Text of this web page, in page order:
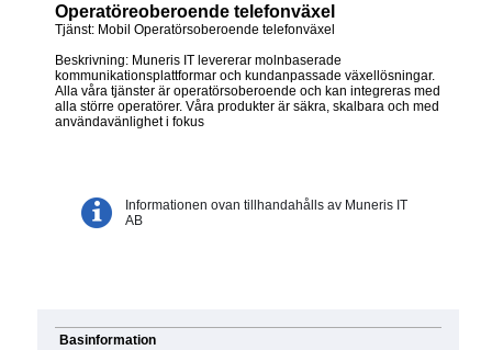
Operatöreoberoende telefonväxel
Tjänst: Mobil Operatörsoberoende telefonväxel
Beskrivning: Muneris IT levererar molnbaserade
kommunikationsplattformar och kundanpassade växellösningar.
Alla våra tjänster är operatörsoberoende och kan integreras med
alla större operatörer. Våra produkter är säkra, skalbara och med
användavänlighet i fokus
Informationen ovan tillhandahålls av Muneris IT
AB
Basinformation